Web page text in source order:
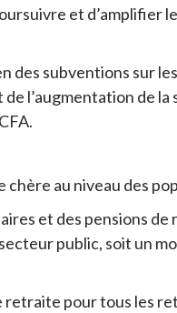
et d’amplifier
des subventions sur
l’augmentation de la
chère au niveau des
et des pensions
public, soit un
retraite pour tous les